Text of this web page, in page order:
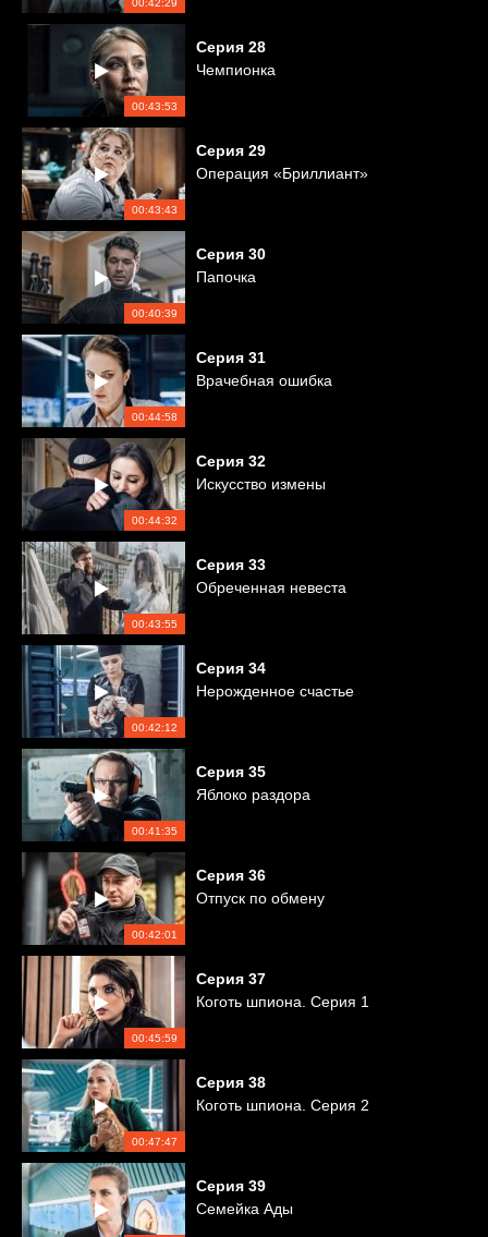
00:42:29
00:43:53
Серия 28
Чемпионка
00:43:43
Серия 29
Операция «Бриллиант»
00:40:39
Серия 30
Папочка
00:44:58
Серия 31
Врачебная ошибка
00:44:32
Серия 32
Искусство измены
00:43:55
Серия 33
Обреченная невеста
00:42:12
Серия 34
Нерожденное счастье
00:41:35
Серия 35
Яблоко раздора
00:42:01
Серия 36
Отпуск по обмену
00:45:59
Серия 37
Коготь шпиона. Серия 1
00:47:47
Серия 38
Коготь шпиона. Серия 2
Серия 39
Семейка Ады